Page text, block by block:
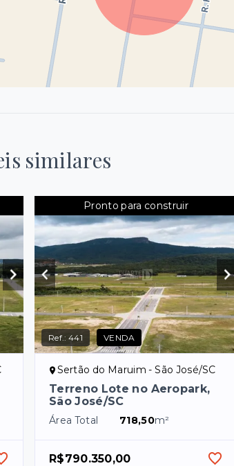
similares
Pronto para construir
Ref.:441 VENDA
Sertão do Maruim - São José/SC
Terreno Lote no Aeropark,
São José/SC
Área Total 718,50m²
R$790.350,00